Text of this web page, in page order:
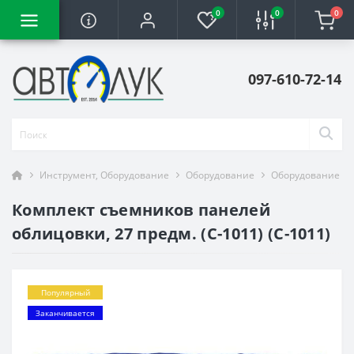
0 0 0
097-610-72-14
Инструмент, Оборудование Оборудование Оборудование
Комплект съемников панелей
облицовки, 27 предм. (С-1011) (С-1011)
Популярный
Заканчивается